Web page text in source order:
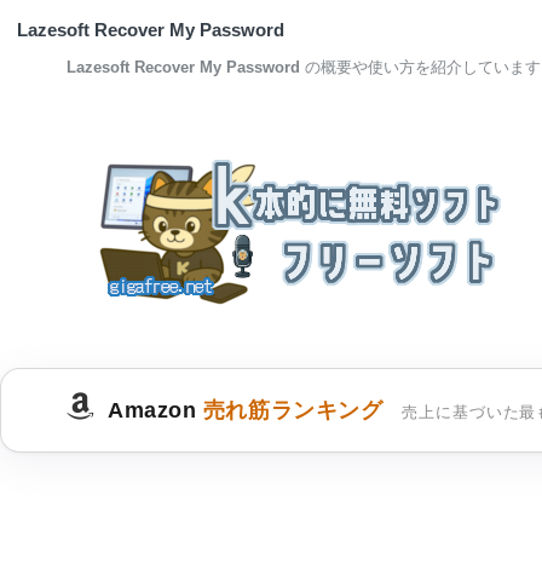
Lazesoft Recover My Password
Lazesoft Recover My Password の概要や使い方を紹介しています
Amazon 売れ筋ランキング 売上に基づいた最